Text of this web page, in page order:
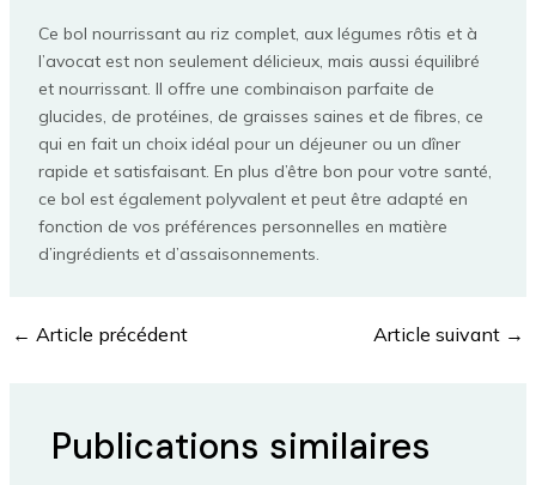
Ce bol nourrissant au riz complet, aux légumes rôtis et à
l’avocat est non seulement délicieux, mais aussi équilibré
et nourrissant. Il offre une combinaison parfaite de
glucides, de protéines, de graisses saines et de fibres, ce
qui en fait un choix idéal pour un déjeuner ou un dîner
rapide et satisfaisant. En plus d’être bon pour votre santé,
ce bol est également polyvalent et peut être adapté en
fonction de vos préférences personnelles en matière
d’ingrédients et d’assaisonnements.
← Article précédent Article suivant →
Publications similaires